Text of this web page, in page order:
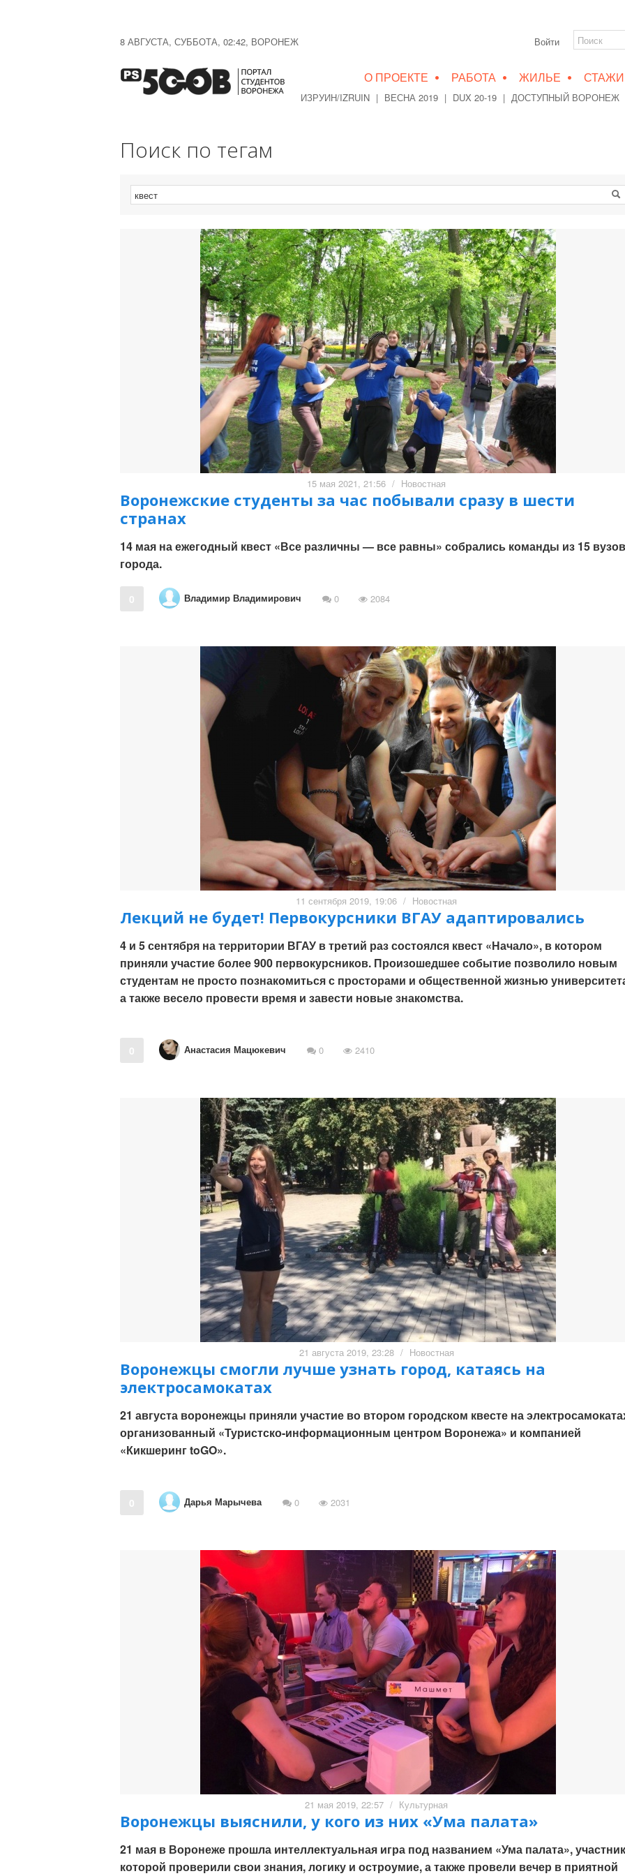
8 АВГУСТА, СУББОТА, 02:42, ВОРОНЕЖ Войти
О ПРОЕКТЕ • РАБОТА • ЖИЛЬЕ •
ИЗРУИН/IZRUIN | ВЕСНА 2019 | DUX 20-19 | ДОСТУПНЫЙ ВОРОНЕЖ
Поиск по тегам
15 мая 2021, 21:56 / Новостная
Воронежские студенты за час побывали сразу в шести
странах
14 мая на ежегодный квест «Все различны — все равны» собрались команды из 15 вузов
города.
0 Владимир Владимирович 0 2084
11 сентября 2019, 19:06 / Новостная
Лекций не будет! Первокурсники ВГАУ адаптировались
4 и 5 сентября на территории ВГАУ в третий раз состоялся квест «Начало», в котором
приняли участие более 900 первокурсников. Произошедшее событие позволило новым
студентам не просто познакомиться с просторами и общественной жизнью
а также весело провести время и завести новые знакомства.
0 Анастасия Мацюкевич 0 2410
21 августа 2019, 23:28 / Новостная
Воронежцы смогли лучше узнать город, катаясь на
электросамокатах
21 августа воронежцы приняли участие во втором городском квесте на
организованный «Туристско-информационным центром Воронежа» и компанией
«Кикшеринг toGO».
0 Дарья Марычева 0 2031
21 мая 2019, 22:57 / Культурная
Воронежцы выяснили, у кого из них «Ума палата»
21 мая в Воронеже прошла интеллектуальная игра под названием «Ума палата»,
которой проверили свои знания, логику и остроумие, а также провели вечер в приятной